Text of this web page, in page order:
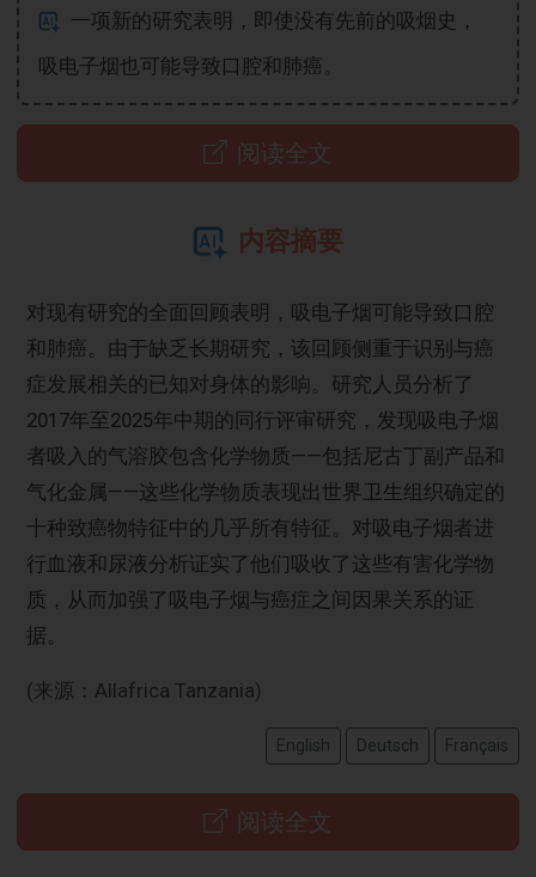
一项新的研究表明，即使没有先前的吸烟史，
吸电子烟也可能导致口腔和肺癌。
阅读全文
内容摘要
对现有研究的全面回顾表明，吸电子烟可能导致口腔
和肺癌。由于缺乏长期研究，该回顾侧重于识别与癌
症发展相关的已知对身体的影响。研究人员分析了
2017年至2025年中期的同行评审研究，发现吸电子烟
者吸入的气溶胶包含化学物质——包括尼古丁副产品和
气化金属——这些化学物质表现出世界卫生组织确定的
十种致癌物特征中的几乎所有特征。对吸电子烟者进
行血液和尿液分析证实了他们吸收了这些有害化学物
质，从而加强了吸电子烟与癌症之间因果关系的证
据。
(来源：Allafrica Tanzania)
English Deutsch Français
阅读全文